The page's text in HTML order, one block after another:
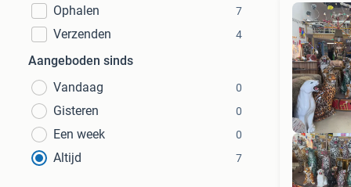
Ophalen
7
Verzenden 4
Aangeboden sinds
Vandaag
0
Gisteren 0
Een week 0
Altijd 7